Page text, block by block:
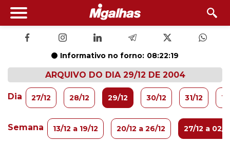
Informativo no forno: 08:22:19
ARQUIVO DO DIA 29/12 DE 2004
Dia 27/12 28/12 29/12 30/12 31/12 1/1
Semana 13/12 a 19/12 20/12 a 26/12 27/12 a 02/